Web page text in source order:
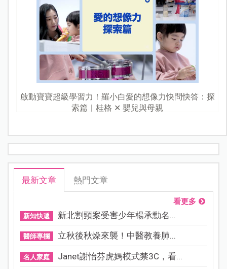
啟動寶寶超級學習力！羅小白愛的想像力快問快答：探
索篇｜桂格 ✕ 嬰兒與母親
最新文章 熱門文章
看更多
新知快遞 新北割頸案受害少年楊承勳名...
醫師專欄 立秋後秋燥來襲！中醫教養肺...
名人家庭 Janet謝怡芬虎媽模式禁3C，看...